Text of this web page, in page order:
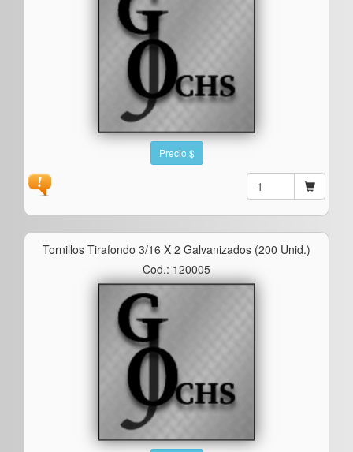
Precio $
Tornillos Tirafondo 3/16 X 2 Galvanizados (200 Unid.)
Cod.: 120005